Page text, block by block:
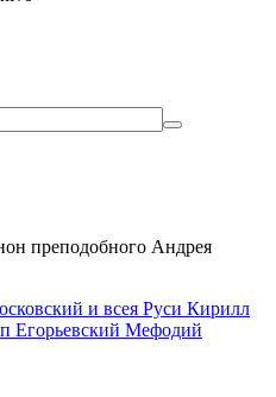
преподобного Андрея
и всея Руси Кирилл
Егорьевский Мефодий